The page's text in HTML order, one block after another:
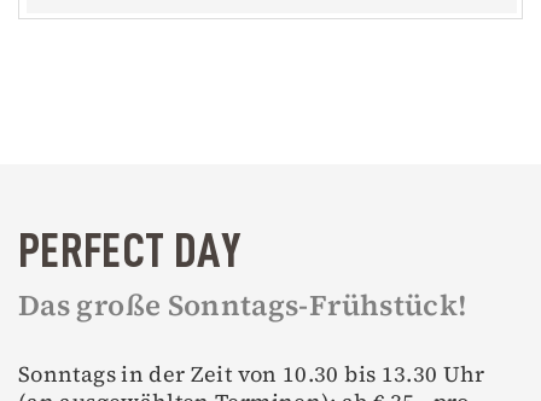
PERFECT DAY
Das große Sonntags-Frühstück!
Sonntags in der Zeit von 10.30 bis 13.30 Uhr